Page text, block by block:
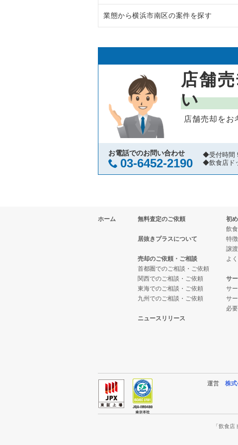
鎌倉市の飲食店の居抜き売却物件の案
川崎市高津区の飲食店の居抜き売却物
横浜市鶴見区の飲食店の居抜き売却物
川崎市中原区の飲食店の居抜き売却物
横浜市中区の飲食店の居抜き売却物件
横浜市南区の飲食店の居抜き売却物件
横浜市港北区の飲食店の居抜き売却物
横浜市都筑区の飲食店の居抜き売却物
横浜市西区の飲食店の居抜き売却物件
川崎市宮前区の飲食店の居抜き売却物
川崎市川崎区の飲食店の居抜き売却物
横浜市金沢区の飲食店の居抜き売却物
川崎市多摩区の飲食店の居抜き売却物
中郡の飲食店の居抜き売却物件の案件
三浦郡の飲食店の居抜き売却物件の案
神奈川県のラーメンの居抜き売却物件
神奈川県のイタリア料理の居抜き売却
神奈川県の中華の居抜き売却物件の案
神奈川県のそば・うどんの居抜き売却
神奈川県の寿司の居抜き売却物件の案
神奈川県の焼肉の居抜き売却物件の案
神奈川県の鉄板焼き・お好み焼の居抜
神奈川県のカフェの居抜き売却物件の
神奈川県のテイクアウトの居抜き売却
神奈川県のお弁当・惣菜・デリの居抜
神奈川県のカラオケ・パブ・スナック
神奈川県のバーの居抜き売却物件の案
神奈川県の和食の居抜き売却物件の案
神奈川県の洋食の居抜き売却物件の案
神奈川県のその他の居抜き売却物件の
業態から横浜市南区の案件を探す
横浜市南区の中華の居抜き売却物件の
横浜市南区の焼肉の居抜き売却物件の
横浜市南区のアジア料理の居抜き売却
横浜市南区のカフェの居抜き売却物件
横浜市南区のテイクアウトの居抜き売
横浜市南区のバーの居抜き売却物件の
横浜市南区の和食の居抜き売却物件の
横浜市南区の洋食の居抜き売却物件の
横浜市南区のその他の居抜き売却物件
店舗
い
店舗売却をお
お電話でのお問い合わせ
03-6452-2190
◆受付時間
◆飲食店ド
ホーム 無料査定のご依頼
居抜きプラスについて
売却のご依頼・ご相談
首都圏でのご相談・ご依頼
関西でのご相談・ご依頼
東海でのご相談・ご依頼
九州でのご相談・ご依頼
ニュースリリース
初
飲
特
譲
よ
サ
サ
サ
必
運営 株
「飲食